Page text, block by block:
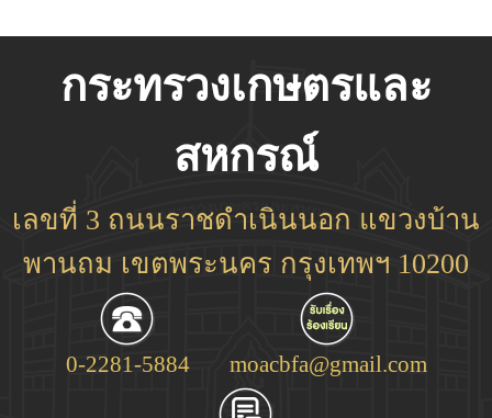
กระทรวงเกษตรและ
สหกรณ์
เลขที่ 3 ถนนราชดำเนินนอก แขวงบ้าน
พานถม เขตพระนคร กรุงเทพฯ 10200
0-2281-5884 moacbfa@gmail.com